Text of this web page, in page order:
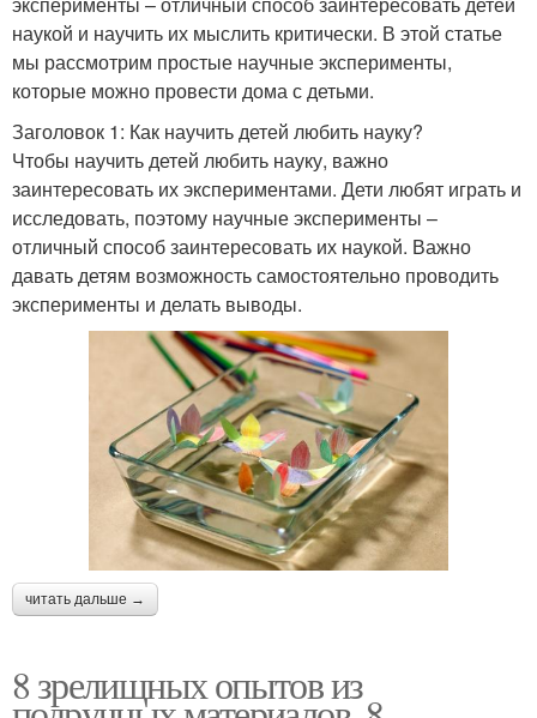
наукой и научить их мыслить критически. В этой статье
мы рассмотрим простые научные эксперименты,
которые можно провести дома с детьми.
Заголовок 1: Как научить детей любить науку?
Чтобы научить детей любить науку, важно
заинтересовать их экспериментами. Дети любят играть и
исследовать, поэтому научные эксперименты –
отличный способ заинтересовать их наукой. Важно
давать детям возможность самостоятельно проводить
эксперименты и делать выводы.
читать дальше →
8 зрелищных опытов из